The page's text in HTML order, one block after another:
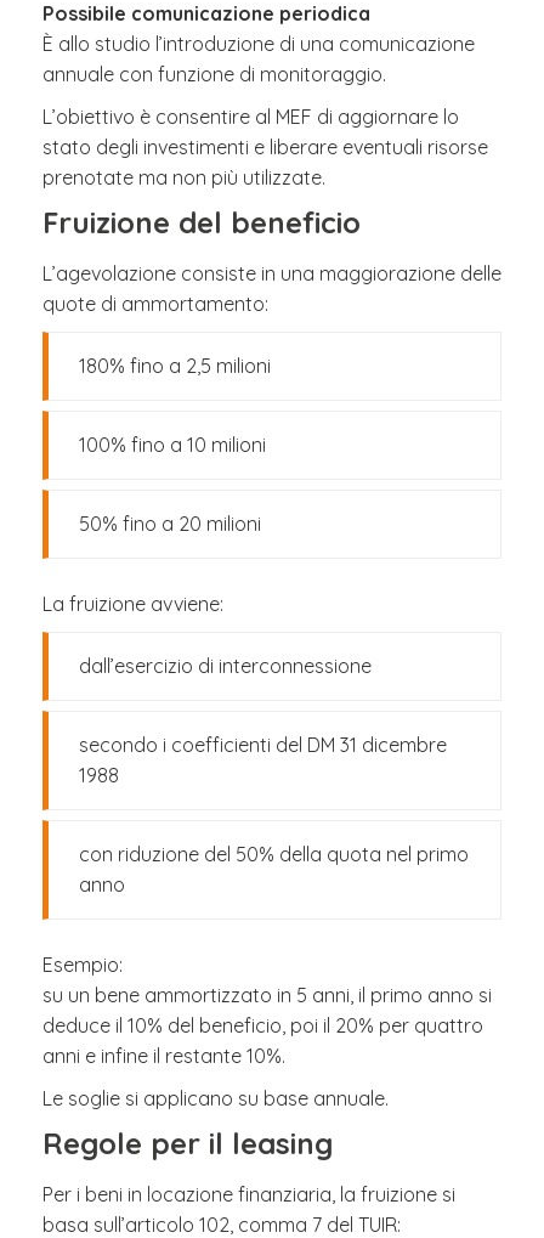
Possibile comunicazione periodica
È allo studio l’introduzione di una comunicazione
annuale con funzione di monitoraggio.
L’obiettivo è consentire al MEF di aggiornare lo
stato degli investimenti e liberare eventuali risorse
prenotate ma non più utilizzate.
Fruizione del beneficio
L’agevolazione consiste in una maggiorazione delle
quote di ammortamento:
180% fino a 2,5 milioni
100% fino a 10 milioni
50% fino a 20 milioni
La fruizione avviene:
dall’esercizio di interconnessione
secondo i coefficienti del DM 31 dicembre
1988
con riduzione del 50% della quota nel primo
anno
Esempio:
su un bene ammortizzato in 5 anni, il primo anno si
deduce il 10% del beneficio, poi il 20% per quattro
anni e infine il restante 10%.
Le soglie si applicano su base annuale.
Regole per il leasing
Per i beni in locazione finanziaria, la fruizione si
basa sull’articolo 102, comma 7 del TUIR: